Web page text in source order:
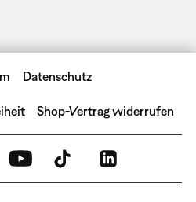
Datenschutz
Shop-Vertrag widerrufen